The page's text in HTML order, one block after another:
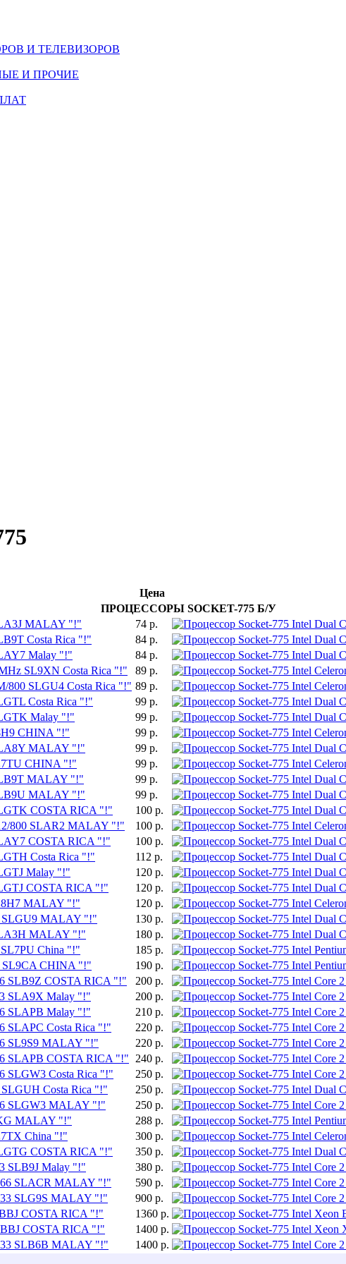
И ТЕЛЕВИЗОРОВ
И ПРОЧИЕ
Цена
ПРОЦЕССОРЫ SOCKET-775 Б/У
MALAY "!"
74 р.
Costa Rica "!"
84 р.
Malay "!"
84 р.
SL9XN Costa Rica "!"
89 р.
800 SLGU4 Costa Rica "!" 89 р.
Costa Rica "!"
99 р.
Malay "!"
99 р.
CHINA "!"
99 р.
MALAY "!"
99 р.
CHINA "!"
99 р.
MALAY "!"
99 р.
MALAY "!"
99 р.
COSTA RICA "!"
100 р.
800 SLAR2 MALAY "!"
100 р.
COSTA RICA "!"
100 р.
Costa Rica "!"
112 р.
Malay "!"
120 р.
COSTA RICA "!"
120 р.
MALAY "!"
120 р.
SLGU9 MALAY "!"
130 р.
MALAY "!"
180 р.
China "!"
185 р.
SL9CA CHINA "!"
190 р.
SLB9Z COSTA RICA "!"
200 р.
SLA9X Malay "!"
200 р.
SLAPB Malay "!"
210 р.
SLAPC Costa Rica "!"
220 р.
SL9S9 MALAY "!"
220 р.
SLAPB COSTA RICA "!"
240 р.
SLGW3 Costa Rica "!"
250 р.
Costa Rica "!"
250 р.
SLGW3 MALAY "!"
250 р.
MALAY "!"
288 р.
China "!"
300 р.
COSTA RICA "!"
350 р.
SLB9J Malay "!"
380 р.
SLACR MALAY "!"
590 р.
SLG9S MALAY "!"
900 р.
COSTA RICA "!"
1360 р.
COSTA RICA "!"
1400 р.
SLB6B MALAY "!"
1400 р.